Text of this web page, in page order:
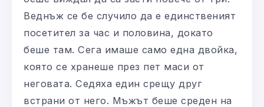
Веднъж се бе случило да е единственият
посетител за час и половина, докато
беше там. Сега имаше само една двойка,
която се хранеше през пет маси от
неговата. Седяха един срещу друг
встрани от него. Мъжът беше среден на